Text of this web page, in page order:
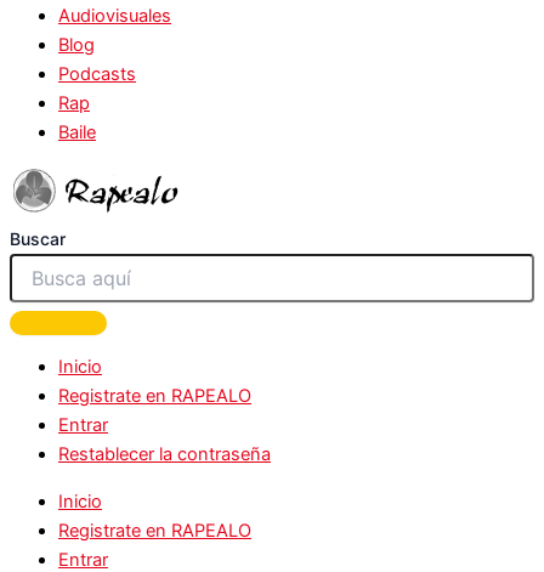
Audiovisuales
Blog
Podcasts
Rap
Baile
Buscar
Inicio
Registrate en RAPEALO
Entrar
Restablecer la contraseña
Inicio
Registrate en RAPEALO
Entrar